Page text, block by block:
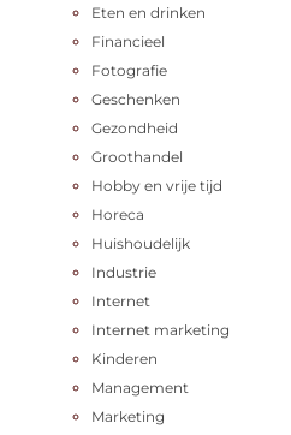
Eten en drinken
Financieel
Fotografie
Geschenken
Gezondheid
Groothandel
Hobby en vrije tijd
Horeca
Huishoudelijk
Industrie
Internet
Internet marketing
Kinderen
Management
Marketing